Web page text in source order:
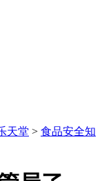
天堂 > 食品安全知